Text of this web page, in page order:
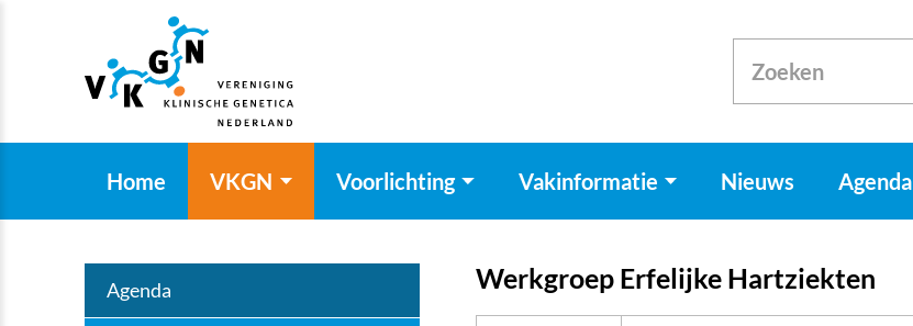
Home VKGN Voorlichting Vakinformatie Nieuws Agenda
Werkgroep Erfelijke Hartziekten
Agenda